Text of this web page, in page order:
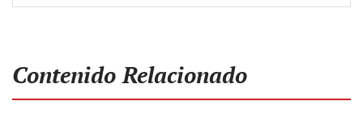
Contenido Relacionado